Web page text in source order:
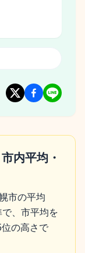
内平均・
市の平均
、市平均を
の高さで